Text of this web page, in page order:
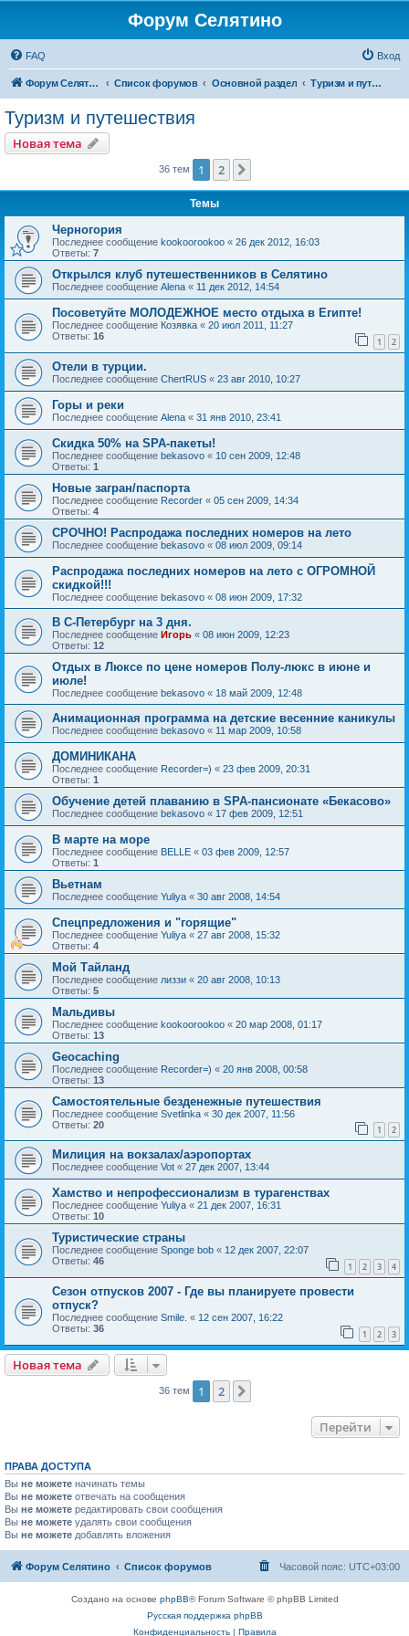
Форум Селятино
FAQ Вход
Форум Селятино Список форумов Основной раздел Туризм и путешествия
Туризм и путешествия
Новая тема
36 тем 1 2
Темы
Черногория
Последнее сообщение kookoorookoo « 26 дек 2012, 16:03
Ответы: 7
Открылся клуб путешественников в Селятино
Последнее сообщение Alena « 11 дек 2012, 14:54
Посоветуйте МОЛОДЕЖНОЕ место отдыха в Египте!
Последнее сообщение Козявка « 20 июл 2011, 11:27
Ответы: 16 1 2
Отели в турции.
Последнее сообщение ChertRUS « 23 авг 2010, 10:27
Горы и реки
Последнее сообщение Alena « 31 янв 2010, 23:41
Скидка 50% на SPA-пакеты!
Последнее сообщение bekasovo « 10 сен 2009, 12:48
Ответы: 1
Новые загран/паспорта
Последнее сообщение Recorder « 05 сен 2009, 14:34
Ответы: 4
СРОЧНО! Распродажа последних номеров на лето
Последнее сообщение bekasovo « 08 июл 2009, 09:14
Распродажа последних номеров на лето с ОГРОМНОЙ
скидкой!!!
Последнее сообщение bekasovo « 08 июн 2009, 17:32
В С-Петербург на 3 дня.
Последнее сообщение Игорь « 08 июн 2009, 12:23
Ответы: 12
Отдых в Люксе по цене номеров Полу-люкс в июне и
июле!
Последнее сообщение bekasovo « 18 май 2009, 12:48
Анимационная программа на детские весенние каникулы
Последнее сообщение bekasovo « 11 мар 2009, 10:58
ДОМИНИКАНА
Последнее сообщение Recorder=) « 23 фев 2009, 20:31
Ответы: 1
Обучение детей плаванию в SPA-пансионате «Бекасово»
Последнее сообщение bekasovo « 17 фев 2009, 12:51
В марте на море
Последнее сообщение BELLE « 03 фев 2009, 12:57
Ответы: 1
Вьетнам
Последнее сообщение Yuliya « 30 авг 2008, 14:54
Спецпредложения и "горящие"
Последнее сообщение Yuliya « 27 авг 2008, 15:32
Ответы: 4
Мой Тайланд
Последнее сообщение лиззи « 20 авг 2008, 10:13
Ответы: 5
Мальдивы
Последнее сообщение kookoorookoo « 20 мар 2008, 01:17
Ответы: 13
Geocaching
Последнее сообщение Recorder=) « 20 янв 2008, 00:58
Ответы: 13
Самостоятельные безденежные путешествия
Последнее сообщение Svetlinka « 30 дек 2007, 11:56
Ответы: 20 1 2
Милиция на вокзалах/аэропортах
Последнее сообщение Vot « 27 дек 2007, 13:44
Хамство и непрофессионализм в турагенствах
Последнее сообщение Yuliya « 21 дек 2007, 16:31
Ответы: 10
Туристические страны
Последнее сообщение Sponge bob « 12 дек 2007, 22:07
Ответы: 46 1 2 3 4
Сезон отпусков 2007 - Где вы планируете провести
отпуск?
Последнее сообщение Smile. « 12 сен 2007, 16:22
Ответы: 36 1 2 3
Новая тема
36 тем 1 2
Перейти
ПРАВА ДОСТУПА
Вы не можете начинать темы
Вы не можете отвечать на сообщения
Вы не можете редактировать свои сообщения
Вы не можете удалять свои сообщения
Вы не можете добавлять вложения
Форум Селятино Список форумов Часовой пояс: UTC+03:00
Создано на основе phpBB® Forum Software © phpBB Limited
Русская поддержка phpBB
Конфиденциальность| Правила